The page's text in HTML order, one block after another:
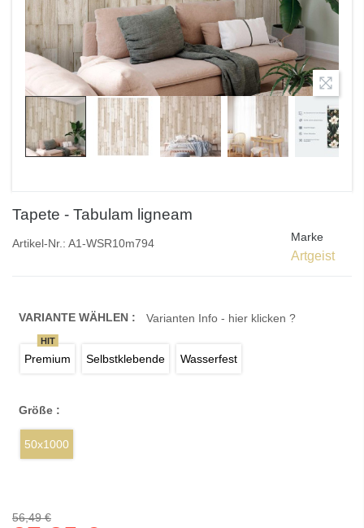
Tapete - Tabulam ligneam
Artikel-Nr.: A1-WSR10m794 Marke
Artgeist
VARIANTE WÄHLEN : Varianten Info - hier klicken ?
Premium
HIT
Selbstklebende Wasserfest
Größe :
50x1000
56,49 €